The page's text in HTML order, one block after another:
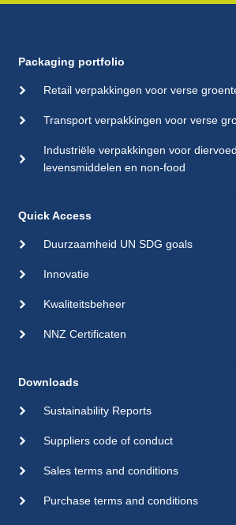
Packaging portfolio
Retail verpakkingen voor verse
Transport verpakkingen voor verse
Industriële verpakkingen voor
levensmiddelen en non-food
Quick Access
Duurzaamheid UN SDG goals
Innovatie
Kwaliteitsbeheer
NNZ Certificaten
Downloads
Sustainability Reports
Suppliers code of conduct
Sales terms and conditions
Purchase terms and conditions